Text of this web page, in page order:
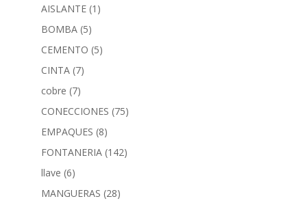
AISLANTE (1)
BOMBA (5)
CEMENTO (5)
CINTA (7)
cobre (7)
CONECCIONES (75)
EMPAQUES (8)
FONTANERIA (142)
llave (6)
MANGUERAS (28)